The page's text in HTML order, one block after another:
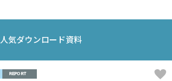
人気ダウンロード資料
REPORT